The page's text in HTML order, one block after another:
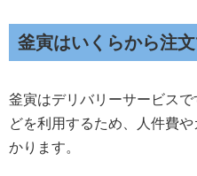
釜寅はいくらから注
釜寅はデリバリーサービス
どを利用するため、人件費
かります。